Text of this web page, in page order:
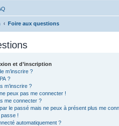
Foire aux questions
et d’inscription
m’inscrire ?
?
m’inscrire ?
peux pas me connecter !
me connecter ?
le passé mais ne peux à présent plus me
passe !
automatiquement ?